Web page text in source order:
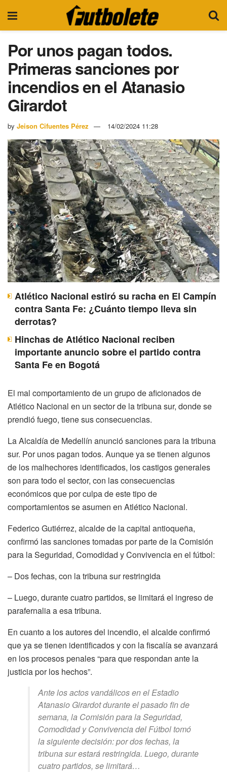
Por unos pagan todos.
Primeras sanciones por
incendios en el Atanasio
Girardot
by Jeison Cifuentes Pérez 14/02/2024 11:28
Atlético Nacional estiró su racha en El Campín
contra Santa Fe: ¿Cuánto tiempo lleva sin
derrotas?
Hinchas de Atlético Nacional reciben
importante anuncio sobre el partido contra
Santa Fe en Bogotá
El mal comportamiento de un grupo de aficionados de
Atlético Nacional en un sector de la tribuna sur, donde se
prendió fuego, tiene sus consecuencias.
La Alcaldía de Medellín anunció sanciones para la tribuna
sur. Por unos pagan todos. Aunque ya se tienen algunos
de los malhechores identificados, los castigos generales
son para todo el sector, con las consecuencias
económicos que por culpa de este tipo de
comportamientos se asumen en Atlético Nacional.
Federico Gutiérrez, alcalde de la capital antioqueña,
confirmó las sanciones tomadas por parte de la Comisión
para la Seguridad, Comodidad y Convivencia en el fútbol:
– Dos fechas, con la tribuna sur restringida
– Luego, durante cuatro partidos, se limitará el ingreso de
parafernalia a esa tribuna.
En cuanto a los autores del incendio, el alcalde confirmó
que ya se tienen identificados y con la fiscalía se avanzará
en los procesos penales “para que respondan ante la
justicia por los hechos”.
Ante los actos vandálicos en el Estadio
Atanasio Girardot durante el pasado fin de
semana, la Comisión para la Seguridad,
Comodidad y Convivencia del Fútbol tomó
la siguiente decisión: por dos fechas, la
tribuna sur estará restringida. Luego, durante
cuatro partidos, se limitará…